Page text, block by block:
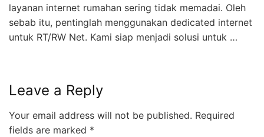
layanan internet rumahan sering tidak memadai. Oleh
sebab itu, pentinglah menggunakan dedicated internet
untuk RT/RW Net. Kami siap menjadi solusi untuk …
Leave a Reply
Your email address will not be published. Required
fields are marked *